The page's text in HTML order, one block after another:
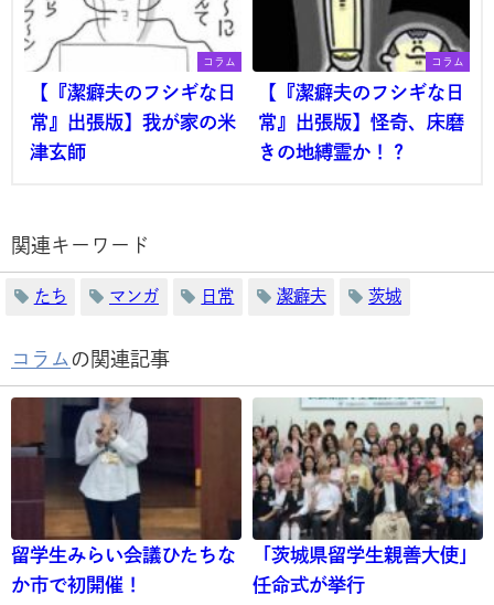
コラム
【『潔癖夫のフシギな日
常』出張版】我が家の米
津玄師
コラム
【『潔癖夫のフシギな日
常』出張版】怪奇、床磨
きの地縛霊か！？
関連キーワード
たち マンガ 日常 潔癖夫 茨城
コラム の関連記事
留学生みらい会議ひたちな
か市で初開催！
「茨城県留学生親善大使」
任命式が挙行